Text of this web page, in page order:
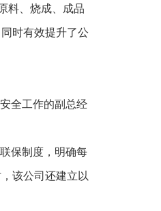
料、烧成、成品
时有效提升了公
全工作的副总经
保制度，明确每
该公司还建立以